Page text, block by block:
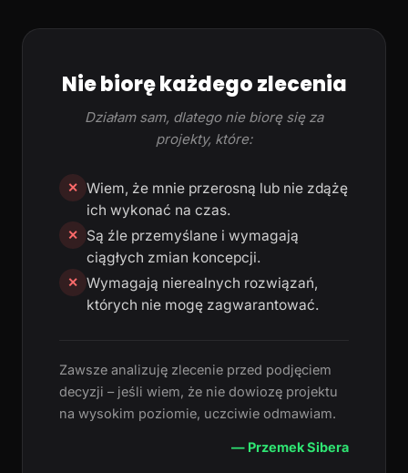
Nie biorę każdego zlecenia
Działam sam, dlatego nie biorę się za
projekty, które:
✕ Wiem, że mnie przerosną lub nie zdążę
ich wykonać na czas.
✕
Są źle przemyślane i wymagają
ciągłych zmian koncepcji.
✕ Wymagają nierealnych rozwiązań,
których nie mogę zagwarantować.
Zawsze analizuję zlecenie przed podjęciem
decyzji – jeśli wiem, że nie dowiozę projektu
na wysokim poziomie, uczciwie odmawiam.
— Przemek Sibera